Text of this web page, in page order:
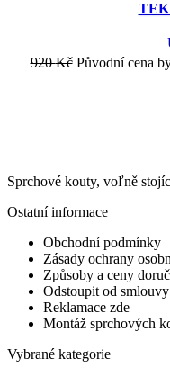
920Kč Původní cena
Sprchové kouty, voľně
Ostatní informace
Obchodní podmínky
Zásady ochrany
Způsoby a ceny
Odstoupit od
Reklamace zde
Montáž sprchových
Vybrané kategorie